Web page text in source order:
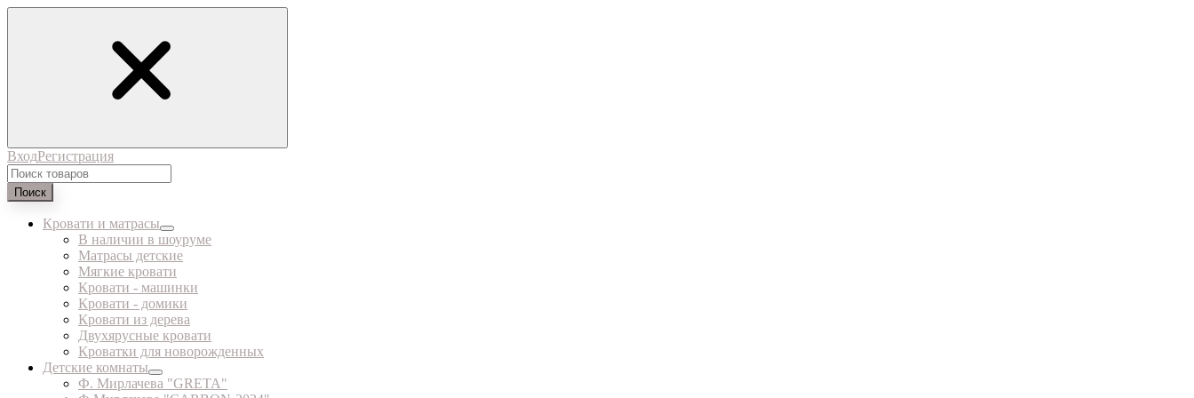
ВходРегистрация
Поиск
Кровати и матрасы
В наличии в шоуруме
Матрасы детские
Мягкие кровати
Кровати - машинки
Кровати - домики
Кровати из дерева
Двухярусные кровати
Кроватки для новорожденных
Детские комнаты
Ф. Мирлачева "GRETA"